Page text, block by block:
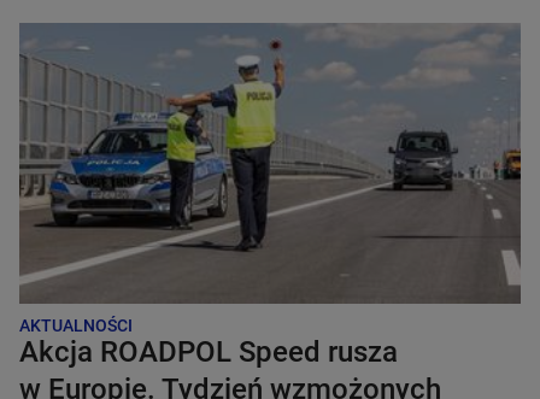
AKTUALNOŚCI
Akcja ROADPOL Speed rusza
w Europie. Tydzień wzmożonych